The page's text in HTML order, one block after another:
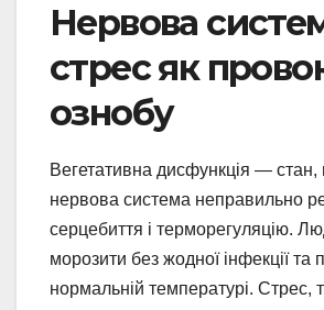
Нервова
стрес як
ознобу
Вегетативна дисфункція — стан,
нервова система неправильно
серцебиття і терморегуляцію.
морозити без жодної інфекції
нормальній температурі. Стрес,